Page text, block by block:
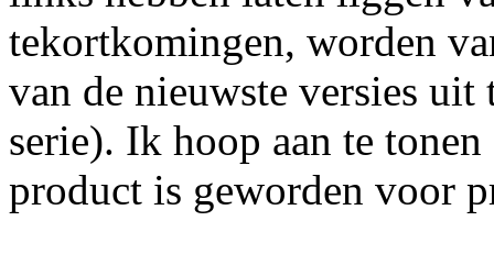
tekortkomingen, worden
van de nieuwste versies
serie). Ik hoop aan te
product is geworden voor